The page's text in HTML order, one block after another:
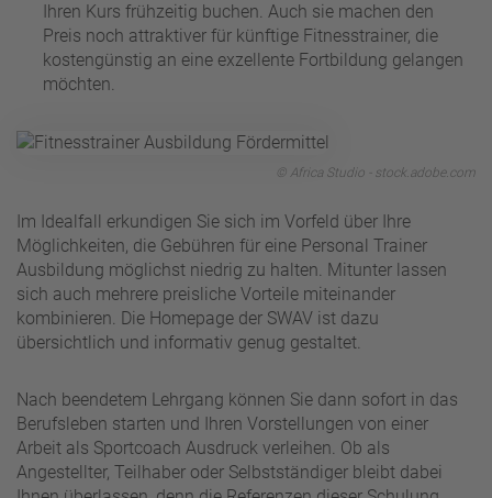
Ihren Kurs frühzeitig buchen. Auch sie machen den
Preis noch attraktiver für künftige Fitnesstrainer, die
kostengünstig an eine exzellente Fortbildung gelangen
möchten.
© Africa Studio - stock.adobe.com
Im Idealfall erkundigen Sie sich im Vorfeld über Ihre
Möglichkeiten, die Gebühren für eine Personal Trainer
Ausbildung möglichst niedrig zu halten. Mitunter lassen
sich auch mehrere preisliche Vorteile miteinander
kombinieren. Die Homepage der SWAV ist dazu
übersichtlich und informativ genug gestaltet.
Nach beendetem Lehrgang können Sie dann sofort in das
Berufsleben starten und Ihren Vorstellungen von einer
Arbeit als Sportcoach Ausdruck verleihen. Ob als
Angestellter, Teilhaber oder Selbstständiger bleibt dabei